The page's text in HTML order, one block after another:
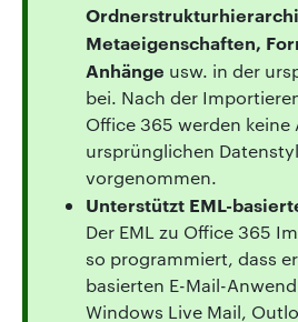
Metaeigenschaften,
Anhänge usw. in der
bei. Nach der
Office 365 werden keine
ursprünglichen
vorgenommen.
Unterstützt EML-
Der EML zu Office 365
so programmiert, dass
basierten E-Mail-
Windows Live Mail,